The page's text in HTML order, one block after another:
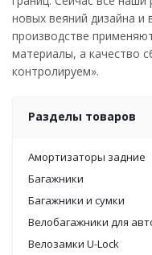
новых веяний дизайна
производстве
материалы, а качество
контролируем».
Разделы товаров
Амортизаторы задние
Багажники
Багажники и сумки
Велобагажники для
Велозамки U-Lock